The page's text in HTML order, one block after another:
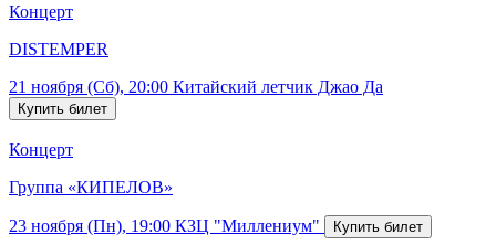
Концерт
DISTEMPER
21 ноября (Сб), 20:00 Китайский летчик Джао Да
Концерт
Группа «КИПЕЛОВ»
23 ноября (Пн), 19:00 КЗЦ "Миллениум"